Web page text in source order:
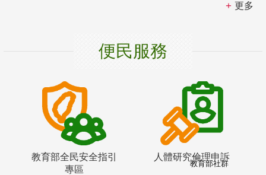
更多
便民服務
教育部全民安全指引
專區
人體研究倫理申訴
教育部社群